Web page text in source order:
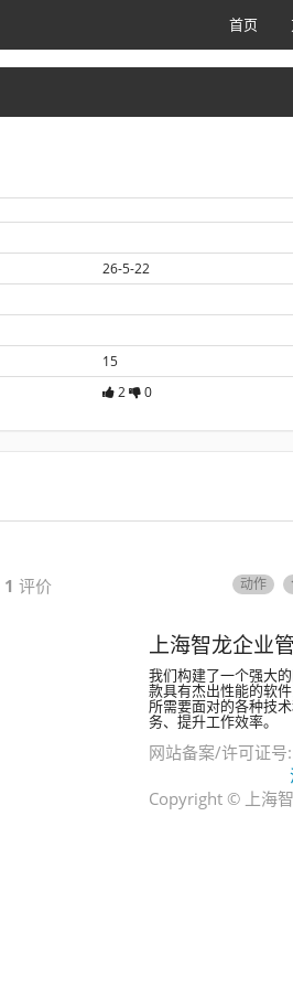
首页
26-5-22
15
2 0
动作
1 评价
上海智龙企业
我们构建了一个强大
款具有杰出性能的软
所需要面对的各种技
务、提升工作效率。
网站备案/许可证号:
Copyright © 上海